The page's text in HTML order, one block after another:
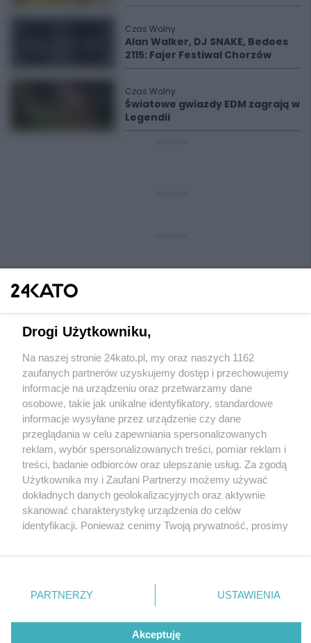
Czas Wolny
Alan Walker, DJ SNAKE, Bedoes
2115: Fajer Festiwal Chorzów
Czas Wolny
Światowe gwiazdy EDM zagrają w
Legendii
Wydawca mediów lokalnych
Nie zapomnij
zapoznać się z:
polityką prywatności regulamin korzystania z portali
Twojemiasto
Piekary Śląskie
Chorzów
Tarnowskie Góry
Gliwice
Skontakuj sięz nami
Kontakt
Wydawca
Redakcja
Drogi Użytkowniku,
Na naszej stronie 24kato.pl, my oraz naszych 1162
zaufanych partnerów uzyskujemy dostęp i przechowujemy
informacje na urządzeniu oraz przetwarzamy dane
osobowe, takie jak unikalne identyfikatory, standardowe
informacje wysyłane przez urządzenie czy dane
przeglądania w celu zapewniania spersonalizowanych
reklam, wybór spersonalizowanych treści, pomiar reklam i
treści, badanie odbiorców oraz ulepszanie usług. Za zgodą
Użytkownika my i Zaufani Partnerzy możemy używać
dokładnych danych geolokalizacyjnych oraz aktywnie
skanować charakterystykę urządzenia do celów
identyfikacji. Ponieważ cenimy Twoją prywatność, prosimy
prywatności znajdujący się w lewym dolnym rogu strony
. Niektóre rodzaje przetwarzania danych nie wymagają
zgody użytkownika, ale masz prawo sprzeciwić się
takiemu przetwarzaniu. Preferencje będą miały
PARTNERZY USTAWIENIA
Akceptuję